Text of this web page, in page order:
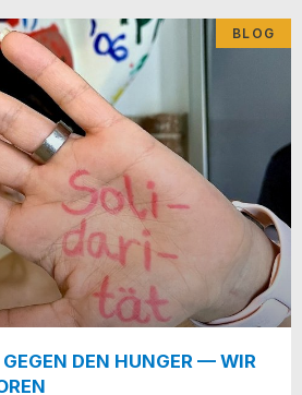
BLOG
DEN HUNGER — WIR